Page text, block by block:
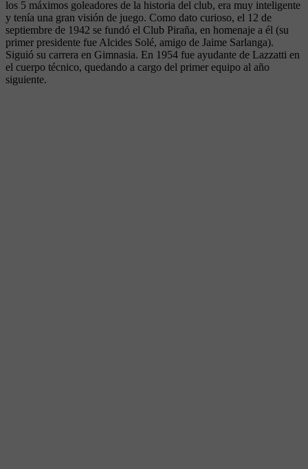
los 5 máximos goleadores de la historia del club, era muy inteligente
y tenía una gran visión de juego. Como dato curioso, el 12 de
septiembre de 1942 se fundó el Club Piraña, en homenaje a él (su
primer presidente fue Alcides Solé, amigo de Jaime Sarlanga).
Siguió su carrera en Gimnasia. En 1954 fue ayudante de Lazzatti en
el cuerpo técnico, quedando a cargo del primer equipo al año
siguiente.